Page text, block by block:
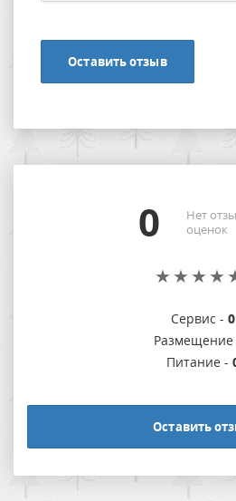
Оставить отзыв
0
Нет
оценок
Сервис - 0
Размещение
Питание -
Оставить